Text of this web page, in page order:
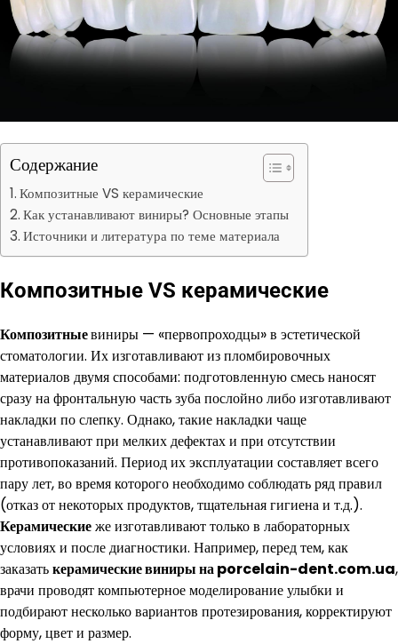
Содержание
Композитные VS керамические
Как устанавливают виниры? Основные этапы
Источники и литература по теме материала
Композитные VS керамические
Композитныевиниры — «первопроходцы» в эстетической
стоматологии. Их изготавливают из пломбировочных
материалов двумя способами: подготовленную смесь наносят
сразу на фронтальную часть зуба послойно либо изготавливают
накладки по слепку. Однако, такие накладки чаще
устанавливают при мелких дефектах и при отсутствии
противопоказаний. Период их эксплуатации составляет всего
пару лет, во время которого необходимо соблюдать ряд правил
(отказ от некоторых продуктов, тщательная гигиена и т.д.).
Керамическиеже изготавливают только в лабораторных
условиях и после диагностики. Например, перед тем, как
заказатькерамические виниры на porcelain-dent.com.ua,
врачи проводят компьютерное моделирование улыбки и
подбирают несколько вариантов протезирования, корректируют
форму, цвет и размер.